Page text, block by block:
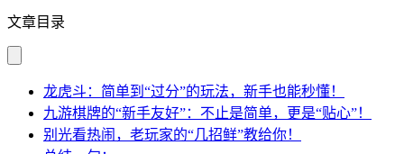
文章目录
龙虎斗：简单到“过分”的玩法，新手也能秒懂！
九游棋牌的“新手友好”：不止是简单，更是“贴心”！
别光看热闹，老玩家的“几招鲜”教给你！